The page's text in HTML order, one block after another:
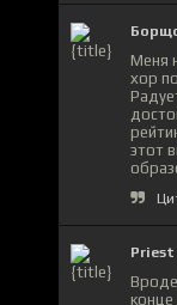
Меня
хор
этот
Priest